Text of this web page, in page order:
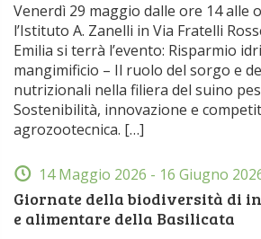
Venerdì 29 maggio dalle ore 14 alle
l’Istituto A. Zanelli in Via Fratelli
Emilia si terrà l’evento: Risparmio
mangimificio – Il ruolo del sorgo e
nutrizionali nella filiera del suino
Sostenibilità, innovazione e
agrozootecnica. […]
14 Maggio 2026 - 16 Giugno
Giornate della biodiversità di
e alimentare della Basilicata